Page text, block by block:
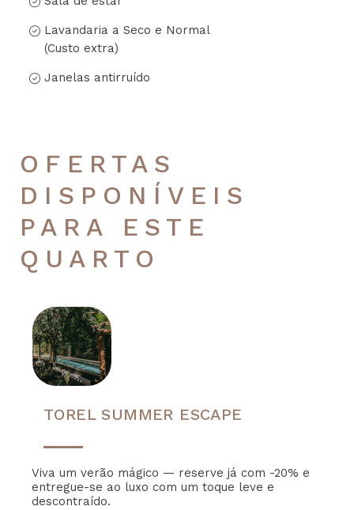
Lavandaria a Seco e Normal
(Custo extra)
Janelas antirruído
OFERTAS
DISPONÍVEIS
PARA ESTE
QUARTO
TOREL SUMMER ESCAPE
Viva um verão mágico — reserve já com -20% e
entregue-se ao luxo com um toque leve e
descontraído.